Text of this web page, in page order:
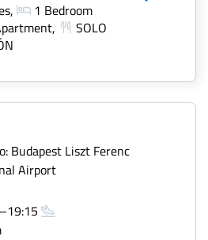
1 Bedroom
SOLO
Budapest Liszt Ferenc
Airport